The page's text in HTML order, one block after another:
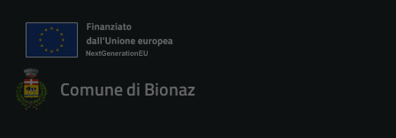
Comune di Bionaz